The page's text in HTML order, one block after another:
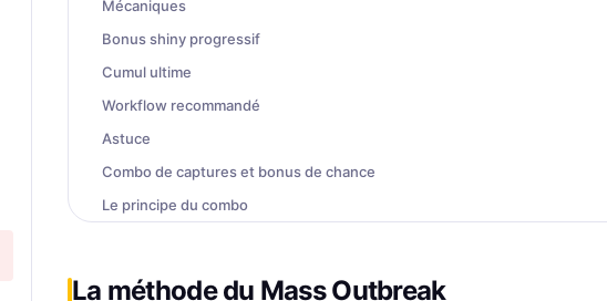
Mécaniques
Bonus shiny progressif
Cumul ultime
Workflow recommandé
Astuce
Combo de captures et bonus de chance
Le principe du combo
La méthode du Mass Outbreak